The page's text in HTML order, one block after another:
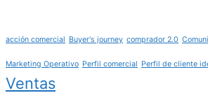
acción comercial Buyer's journey comprador 2.0
Marketing Operativo Perfil comercial Perfil de cliente
Ventas